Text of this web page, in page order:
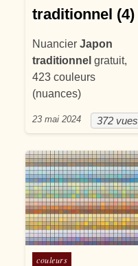
traditionnel (4)
NuancierJapon
traditionnel gratuit,
423 couleurs
(nuances)
372 vues
23 mai 2024
Posté dans
couleurs